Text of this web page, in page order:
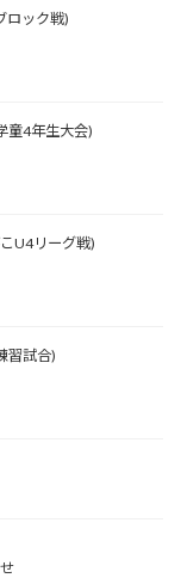
ロック戦)
童4年生大会)
U4リーグ戦)
習試合)